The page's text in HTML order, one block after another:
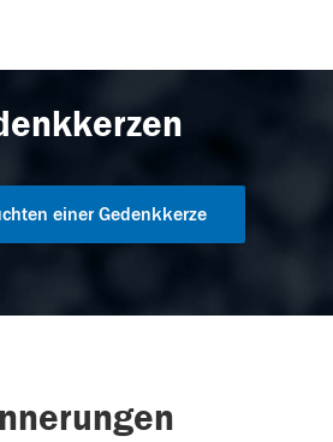
einer Gedenkkerze